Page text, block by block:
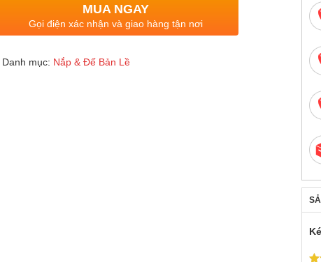
MUA NGAY
Gọi điện xác nhận và giao hàng tận nơi
Danh mục: Nắp & Đế Bản Lề